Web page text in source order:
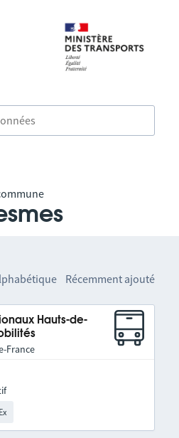
Récemment ajouté
Hauts-de-
France